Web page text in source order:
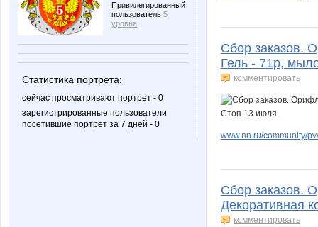
Привилегированный
пользователь 5
уровня
Статистика портрета:
сейчас просматривают портрет - 0
зарегистрированные пользователи
посетившие портрет за 7 дней - 0
Knita Kozi
Lubov14
Naatka Nata.li
Сбор заказов.
Гель - 71р,
комментировать
www.nn.ru/community/
Сбор заказов.
Декоративная
комментировать